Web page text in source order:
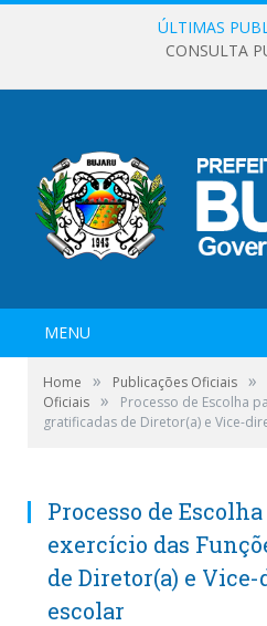
ÚLTIMAS
CONSULTA
MENU
Home » Publicações Oficiais »
Oficiais »
Processo de Escolha
gratificadas de Diretor(a) e Vice-
Processo de
exercício das
de Diretor(a) e
escolar